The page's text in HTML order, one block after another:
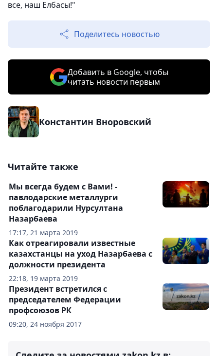
все, наш Елбасы!"
Поделитесь новостью
Добавить в Google, чтобы
читать новости первым
Константин Вноровский
Читайте также
17:17, 21 марта 2019
Мы всегда будем с Вами! -
павлодарские металлурги
поблагодарили Нурсултана
Назарбаева
22:18, 19 марта 2019
Как отреагировали известные
казахстанцы на уход Назарбаева с
должности президента
09:20, 24 ноября 2017
Президент встретился с
председателем Федерации
профсоюзов РК